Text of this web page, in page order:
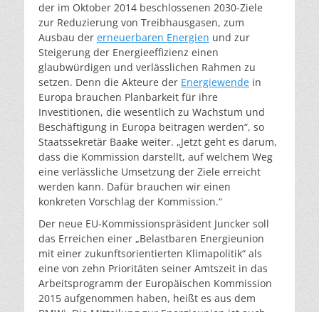
der im Oktober 2014 beschlossenen 2030-Ziele
zur Reduzierung von Treibhausgasen, zum
Ausbau der erneuerbaren Energien und zur
Steigerung der Energieeffizienz einen
glaubwürdigen und verlässlichen Rahmen zu
setzen. Denn die Akteure der Energiewende in
Europa brauchen Planbarkeit für ihre
Investitionen, die wesentlich zu Wachstum und
Beschäftigung in Europa beitragen werden“, so
Staatssekretär Baake weiter. „Jetzt geht es darum,
dass die Kommission darstellt, auf welchem Weg
eine verlässliche Umsetzung der Ziele erreicht
werden kann. Dafür brauchen wir einen
konkreten Vorschlag der Kommission.“
Der neue EU-Kommissionspräsident Juncker soll
das Erreichen einer „Belastbaren Energieunion
mit einer zukunftsorientierten Klimapolitik“ als
eine von zehn Prioritäten seiner Amtszeit in das
Arbeitsprogramm der Europäischen Kommission
2015 aufgenommen haben, heißt es aus dem